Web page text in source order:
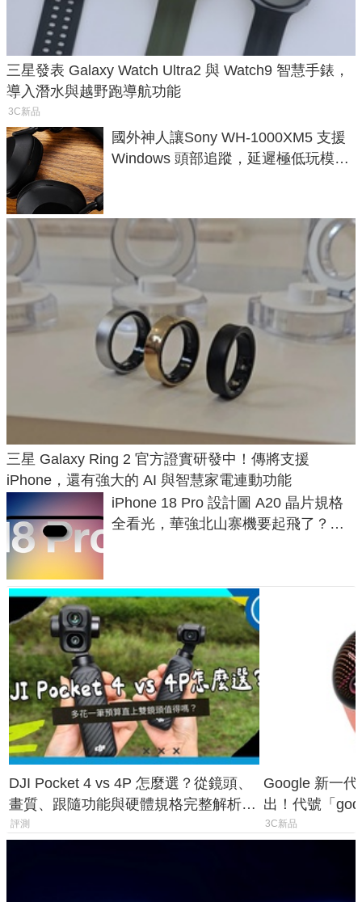
三星發表 Galaxy Watch Ultra2 與 Watch9 智慧手錶，
導入潛水與越野跑導航功能
3C新品
國外神人讓Sony WH-1000XM5 支援
Windows 頭部追蹤，延遲極低玩模擬
三星 Galaxy Ring 2 官方證實研發中！傳將支援
iPhone，還有強大的 AI 與智慧家電連動功能
iPhone 18 Pro 設計圖 A20 晶片規格
全看光，華強北山寨機要起飛了？專
DJI Pocket 4 vs 4P 怎麼選？從鏡頭、
畫質、跟隨功能與硬體規格完整解析，
一次看懂兩台差異
評測
Google 新一
出！代號「
鎖定 AI 應用
3C新品